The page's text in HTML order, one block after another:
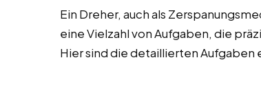
Ein Dreher, auch als
eine Vielzahl von Aufgaben, die
Hier sind die detaillierten Aufgaben